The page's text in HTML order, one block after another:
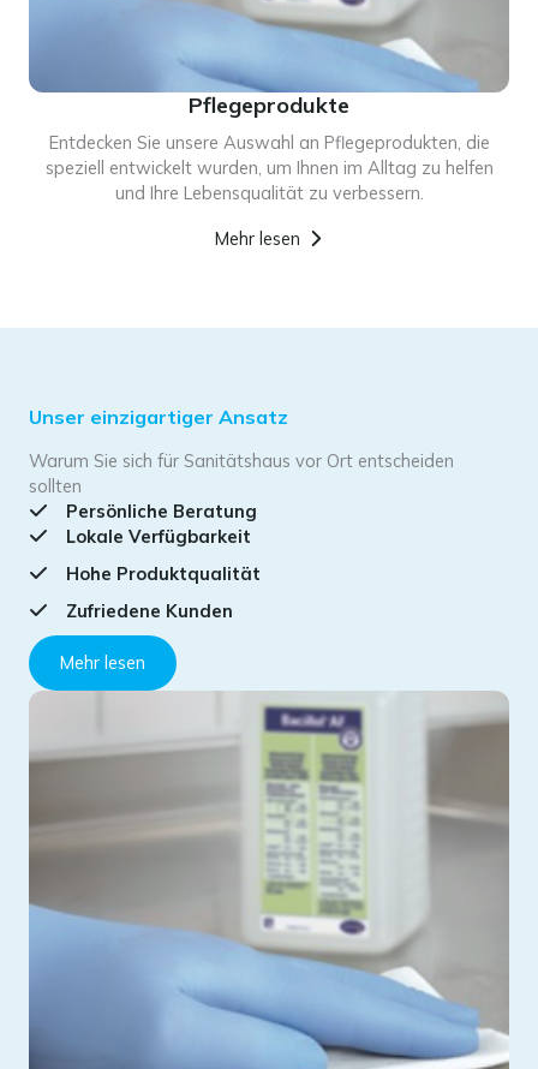
Pflegeprodukte
Entdecken Sie unsere Auswahl an Pflegeprodukten, die
speziell entwickelt wurden, um Ihnen im Alltag zu helfen
und Ihre Lebensqualität zu verbessern.
Mehr lesen
Unser einzigartiger Ansatz
Warum Sie sich für Sanitätshaus vor Ort entscheiden
sollten
Persönliche Beratung
Lokale Verfügbarkeit
Hohe Produktqualität
Zufriedene Kunden
Mehr lesen